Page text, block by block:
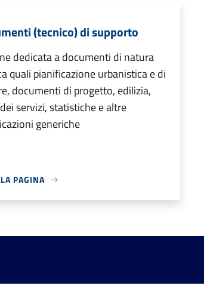
(tecnico) di supporto
dedicata a documenti di natura
quali pianificazione urbanistica e di
documenti di progetto, edilizia,
servizi, statistiche e altre
generiche
PAGINA